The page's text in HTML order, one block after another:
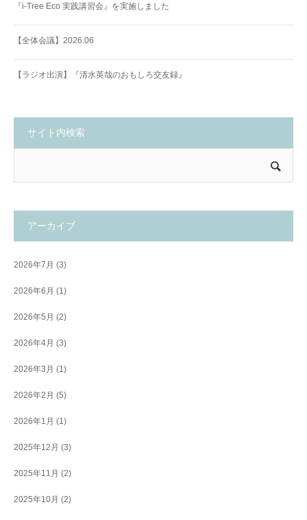
『i-Tree Eco 実践講習会』を実施しました
【全体会議】2026.06
【ラジオ出演】『清水英哉のおもしろ交友録』
サイト内検索
アーカイブ
2026年7月 (3)
2026年6月 (1)
2026年5月 (2)
2026年4月 (3)
2026年3月 (1)
2026年2月 (5)
2026年1月 (1)
2025年12月 (3)
2025年11月 (2)
2025年10月 (2)